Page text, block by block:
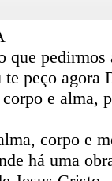
que pedirmos
peço agora
e alma,
corpo e
há uma